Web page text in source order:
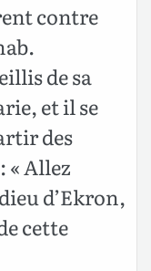
contre
de sa
et il se
des
« Allez
d’Ekron,
cette